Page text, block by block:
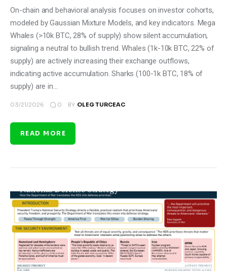
On-chain and behavioral analysis focuses on investor cohorts,
modeled by Gaussian Mixture Models, and key indicators. Mega
Whales (>10k BTC, 28% of supply) show silent accumulation,
signaling a neutral to bullish trend. Whales (1k-10k BTC, 22% of
supply) are actively increasing their exchange outflows,
indicating active accumulation. Sharks (100-1k BTC, 18% of
supply) are in…
03/21/2026 0 BY OLEG TURCEAC
READ MORE